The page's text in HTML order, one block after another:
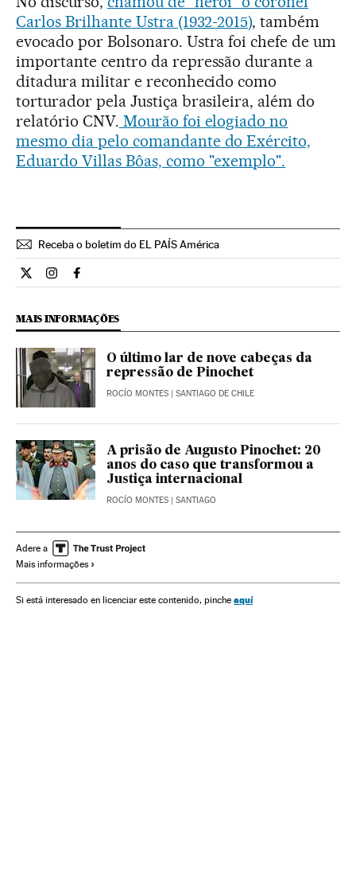
Carlos Brilhante Ustra (1932-2015), também
evocado por Bolsonaro. Ustra foi chefe de um
importante centro da repressão durante a
ditadura militar e reconhecido como
torturador pela Justiça brasileira, além do
relatório CNV. Mourão foi elogiado no
mesmo dia pelo comandante do Exército,
Eduardo Villas Bôas, como "exemplo".
Receba o boletim do EL PAÍS América
Internacional El País Brasil en Twitter
Internacional El País Brasil en Instagram
Internacional El País Brasil en Facebook
MAIS INFORMAÇÕES
O último lar de nove cabeças da
repressão de Pinochet
ROCÍO MONTES | SANTIAGO DE CHILE
A prisão de Augusto Pinochet: 20
anos do caso que transformou a
Justiça internacional
ROCÍO MONTES | SANTIAGO
Adere a
Mais informações
Si está interesado en licenciar este contenido, pinche aquí